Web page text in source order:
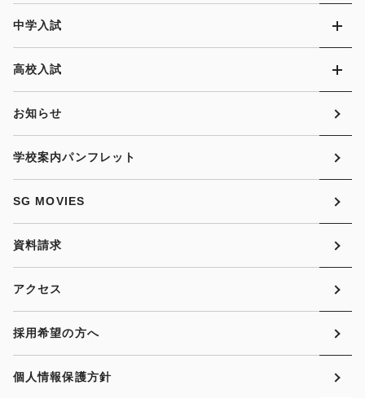
中学入試
高校入試
お知らせ
学校案内パンフレット
SG MOVIES
資料請求
アクセス
採用希望の方へ
個人情報保護方針